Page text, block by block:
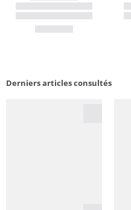
Derniers articles consultés